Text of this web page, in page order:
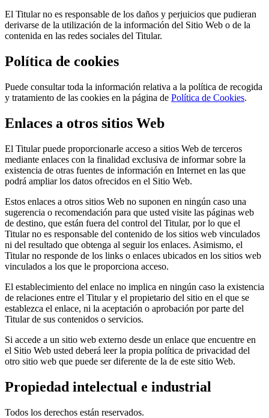
El Titular no es responsable de los daños y perjuicios que pudieran
derivarse de la utilización de la información del Sitio Web o de la
contenida en las redes sociales del Titular.
Política de cookies
Puede consultar toda la información relativa a la política de recogida
y tratamiento de las cookies en la página de Política de Cookies.
Enlaces a otros sitios Web
El Titular puede proporcionarle acceso a sitios Web de terceros
mediante enlaces con la finalidad exclusiva de informar sobre la
existencia de otras fuentes de información en Internet en las que
podrá ampliar los datos ofrecidos en el Sitio Web.
Estos enlaces a otros sitios Web no suponen en ningún caso una
sugerencia o recomendación para que usted visite las páginas web
de destino, que están fuera del control del Titular, por lo que el
Titular no es responsable del contenido de los sitios web vinculados
ni del resultado que obtenga al seguir los enlaces. Asimismo, el
Titular no responde de los links o enlaces ubicados en los sitios web
vinculados a los que le proporciona acceso.
El establecimiento del enlace no implica en ningún caso la existencia
de relaciones entre el Titular y el propietario del sitio en el que se
establezca el enlace, ni la aceptación o aprobación por parte del
Titular de sus contenidos o servicios.
Si accede a un sitio web externo desde un enlace que encuentre en
el Sitio Web usted deberá leer la propia política de privacidad del
otro sitio web que puede ser diferente de la de este sitio Web.
Propiedad intelectual e industrial
Todos los derechos están reservados.